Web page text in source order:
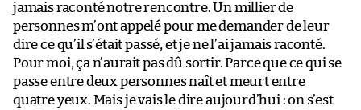
jamais raconté notre rencontre. Un millier de
personnes m’ont appelé pour me demander de leur
dire ce qu’il s’était passé, et je ne l’ai jamais raconté.
Pour moi, ça n’aurait pas dû sortir. Parce que ce qui se
passe entre deux personnes naît et meurt entre
quatre yeux. Mais je vais le dire aujourd’hui : on s’est